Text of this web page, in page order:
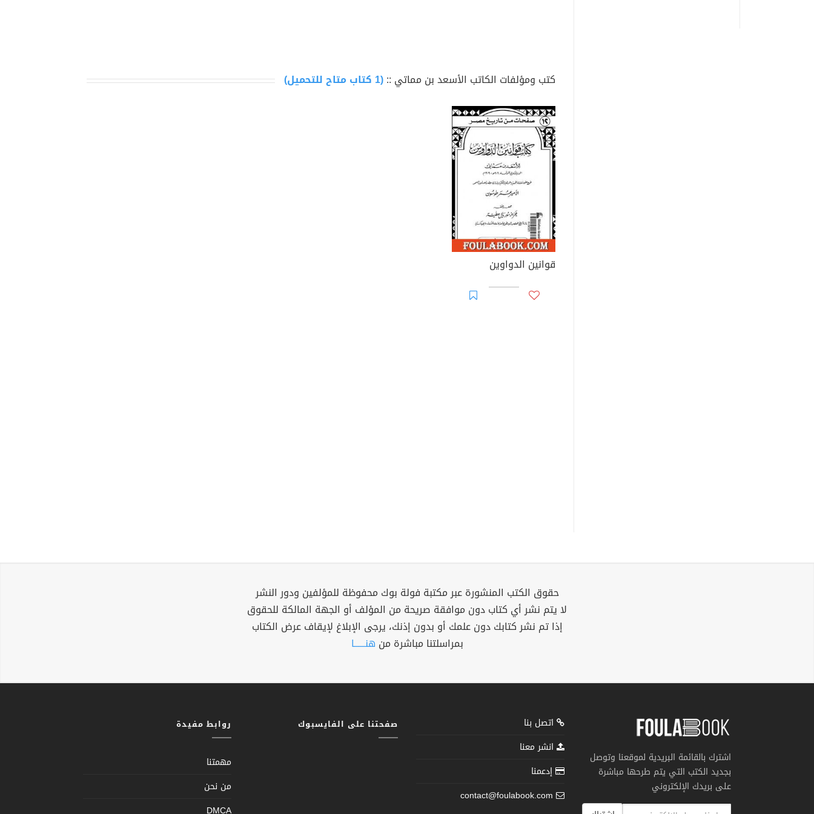
كتب ومؤلفات الكاتب الأسعد بن مماتي ::(1 كتاب متاح للتحميل)
قوانين الدواوين
حقوق الكتب المنشورة عبر مكتبة فولة بوك محفوظة للمؤلفين ودور النشر
لا يتم نشر أي كتاب دون موافقة صريحة من المؤلف أو الجهة المالكة للحقوق
إذا تم نشر كتابك دون علمك أو بدون إذنك، يرجى الإبلاغ لإيقاف عرض الكتاب
بمراسلتنا مباشرة من هنــــــا
اشترك بالقائمة البريدية لموقعنا وتوصل
بجديد الكتب التي يتم طرحها مباشرة
على بريدك الإلكتروني
اتصل بنا
انشر معنا
إدعمنا
contact@foulabook.com
صفحتنا على الفايسبوك روابط مفيدة
مهمتنا
من نحن
DMCA